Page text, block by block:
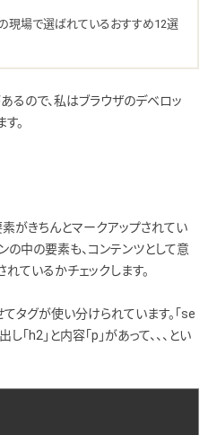
現場で選ばれているおすすめ12選
るので、私はブラウザのデベロッ
。
がきちんとマークアップされてい
の中の要素も、コンテンツとして意
ているかチェックします。
タグが使い分けられています。「se
h2」と内容「p」があって、、、とい